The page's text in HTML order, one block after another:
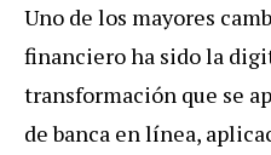
Uno de los mayores
financiero ha sido la
transformación que se
de banca en línea,